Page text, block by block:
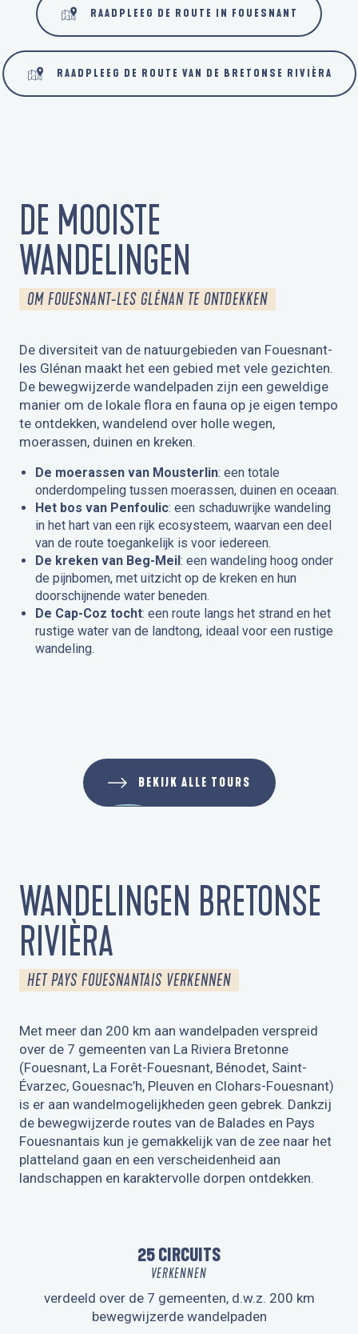
RAADPLEEG DE ROUTE IN FOUESNANT
RAADPLEEG DE ROUTE VAN DE BRETONSE RIVIÈRA
DE MOOISTE
WANDELINGEN
OM FOUESNANT-LES GLÉNAN TE ONTDEKKEN
De diversiteit van de natuurgebieden van Fouesnant-
les Glénan maakt het een gebied met vele gezichten.
De bewegwijzerde wandelpaden zijn een geweldige
manier om de lokale flora en fauna op je eigen tempo
te ontdekken, wandelend over holle wegen,
moerassen, duinen en kreken.
De moerassen van Mousterlin: een totale
onderdompeling tussen moerassen, duinen en oceaan.
Het bos van Penfoulic: een schaduwrijke wandeling
in het hart van een rijk ecosysteem, waarvan een deel
van de route toegankelijk is voor iedereen.
De kreken van Beg-Meil : een wandeling hoog onder
de pijnbomen, met uitzicht op de kreken en hun
doorschijnende water beneden.
De Cap-Coz tocht: een route langs het strand en het
rustige water van de landtong, ideaal voor een rustige
wandeling.
BEKIJK ALLE TOURS
WANDELINGEN BRETONSE
RIVIÈRA
HET PAYS FOUESNANTAIS VERKENNEN
Met meer dan 200 km aan wandelpaden verspreid
over de 7 gemeenten van La Riviera Bretonne
(Fouesnant, La Forêt-Fouesnant, Bénodet, Saint-
Évarzec, Gouesnac’h, Pleuven en Clohars-Fouesnant)
is er aan wandelmogelijkheden geen gebrek. Dankzij
de bewegwijzerde routes van de Balades en Pays
Fouesnantais kun je gemakkelijk van de zee naar het
platteland gaan en een verscheidenheid aan
landschappen en karaktervolle dorpen ontdekken.
25 CIRCUITS
VERKENNEN
verdeeld over de 7 gemeenten, d.w.z. 200 km
bewegwijzerde wandelpaden